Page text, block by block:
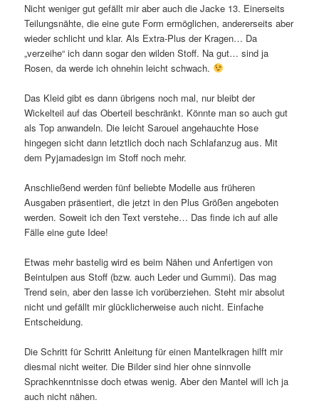
Nicht weniger gut gefällt mir aber auch die Jacke 13. Einerseits
Teilungsnähte, die eine gute Form ermöglichen, andererseits aber
wieder schlicht und klar. Als Extra-Plus der Kragen… Da
„verzeihe“ ich dann sogar den wilden Stoff. Na gut… sind ja
Rosen, da werde ich ohnehin leicht schwach.
Das Kleid gibt es dann übrigens noch mal, nur bleibt der
Wickelteil auf das Oberteil beschränkt. Könnte man so auch gut
als Top anwandeln. Die leicht Sarouel angehauchte Hose
hingegen sicht dann letztlich doch nach Schlafanzug aus. Mit
dem Pyjamadesign im Stoff noch mehr.
Anschließend werden fünf beliebte Modelle aus früheren
Ausgaben präsentiert, die jetzt in den Plus Größen angeboten
werden. Soweit ich den Text verstehe… Das finde ich auf alle
Fälle eine gute Idee!
Etwas mehr bastelig wird es beim Nähen und Anfertigen von
Beintulpen aus Stoff (bzw. auch Leder und Gummi). Das mag
Trend sein, aber den lasse ich vorüberziehen. Steht mir absolut
nicht und gefällt mir glücklicherweise auch nicht. Einfache
Entscheidung.
Die Schritt für Schritt Anleitung für einen Mantelkragen hilft mir
diesmal nicht weiter. Die Bilder sind hier ohne sinnvolle
Sprachkenntnisse doch etwas wenig. Aber den Mantel will ich ja
auch nicht nähen.